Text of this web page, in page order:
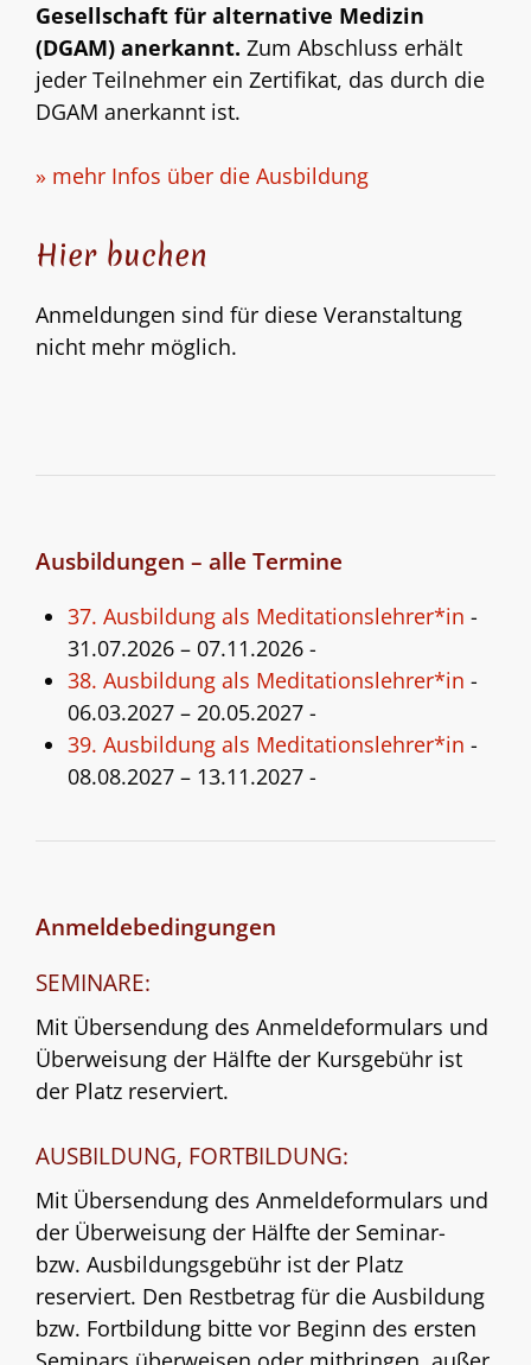
Gesellschaft für alternative Medizin
(DGAM) anerkannt. Zum Abschluss erhält
jeder Teilnehmer ein Zertifikat, das durch die
DGAM anerkannt ist.
» mehr Infos über die Ausbildung
Hier buchen
Anmeldungen sind für diese Veranstaltung
nicht mehr möglich.
Ausbildungen – alle Termine
37. Ausbildung als Meditationslehrer*in -
31.07.2026 – 07.11.2026 -
38. Ausbildung als Meditationslehrer*in -
06.03.2027 – 20.05.2027 -
39. Ausbildung als Meditationslehrer*in -
08.08.2027 – 13.11.2027 -
Anmeldebedingungen
SEMINARE:
Mit Übersendung des Anmeldeformulars und
Überweisung der Hälfte der Kursgebühr ist
der Platz reserviert.
AUSBILDUNG, FORTBILDUNG:
Mit Übersendung des Anmeldeformulars und
der Überweisung der Hälfte der Seminar-
bzw. Ausbildungsgebühr ist der Platz
reserviert. Den Restbetrag für die Ausbildung
bzw. Fortbildung bitte vor Beginn des ersten